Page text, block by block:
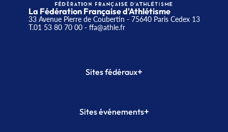
La Fédération Française d'Athlétisme
33 Avenue Pierre de Coubertin - 75640 Paris Cedex 13
T.01 53 80 70 00- ffa@athle.fr
Sites fédéraux+
Plateforme Formation
Sites événements+